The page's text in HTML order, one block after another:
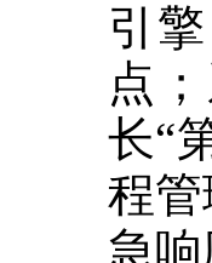
引
点
长“
程
急